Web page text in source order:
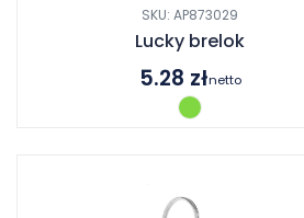
SKU: AP873029
Lucky brelok
5.28 złnetto